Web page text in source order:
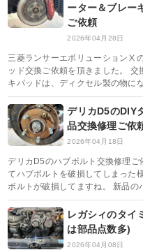
ーター＆ブレー
ご依頼
2026年04月28日
三菱ランサーエボリューションⅩ
ッド交換ご依頼を頂きました。
キパッドは、ディクセル製の物に
デリカD5のDIY
品交換修理ご依
2026年04月18日
デリカD5のハブボルト交換修理
てハブボルトを破損してしまった
ボルトが破損してますね。 新品の
レガシィのタイ
は部品点数多)
2026年04月08日